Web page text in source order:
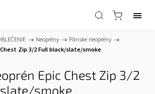
/ Neoprény / Pánske neoprény /
Chest Zip 3/2 Full black/slate/smoke
Epic Chest Zip 3/2
smoke